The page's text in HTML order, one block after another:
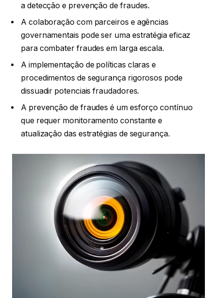
a detecção e prevenção de fraudes.
A colaboração com parceiros e agências
governamentais pode ser uma estratégia eficaz
para combater fraudes em larga escala.
A implementação de políticas claras e
procedimentos de segurança rigorosos pode
dissuadir potenciais fraudadores.
A prevenção de fraudes é um esforço contínuo
que requer monitoramento constante e
atualização das estratégias de segurança.